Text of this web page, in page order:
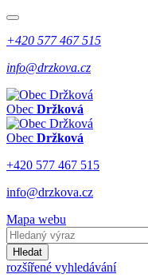
+420 577 467 515
info@drzkova.cz
Obec Držková
Obec Držková
+420 577 467 515
info@drzkova.cz
Mapa webu
Hledat
rozšířené vyhledávání